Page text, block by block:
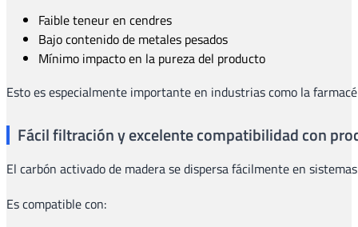
Faible teneur en cendres
Bajo contenido de metales pesados
Mínimo impacto en la pureza del producto
Esto es especialmente importante en industrias como la
Fácil filtración y excelente compatibilidad con
El carbón activado de madera se dispersa fácilmente en
Es compatible con: